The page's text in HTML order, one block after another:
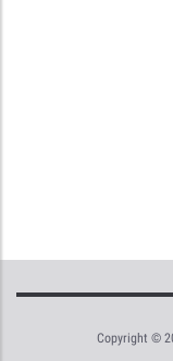
Copyright ©